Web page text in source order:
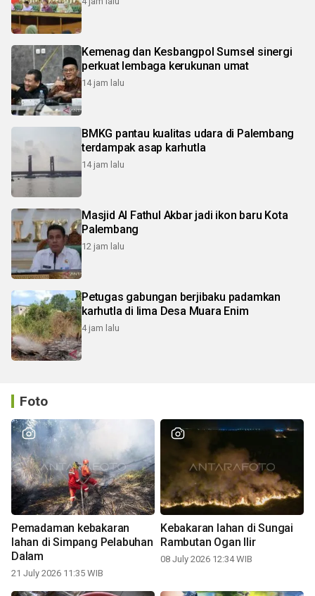
Kemenag dan Kesbangpol Sumsel sinergi
perkuat lembaga kerukunan umat
14 jam lalu
BMKG pantau kualitas udara di Palembang
terdampak asap karhutla
14 jam lalu
Masjid Al Fathul Akbar jadi ikon baru Kota
Palembang
12 jam lalu
Petugas gabungan berjibaku padamkan
karhutla di lima Desa Muara Enim
4 jam lalu
Foto
Pemadaman kebakaran
lahan di Simpang Pelabuhan
Dalam
21 July 2026 11:35 WIB
Kebakaran lahan di Sungai
Rambutan Ogan Ilir
08 July 2026 12:34 WIB